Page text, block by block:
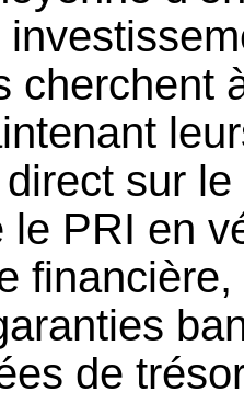
cherchent
sur
le PRI en
de